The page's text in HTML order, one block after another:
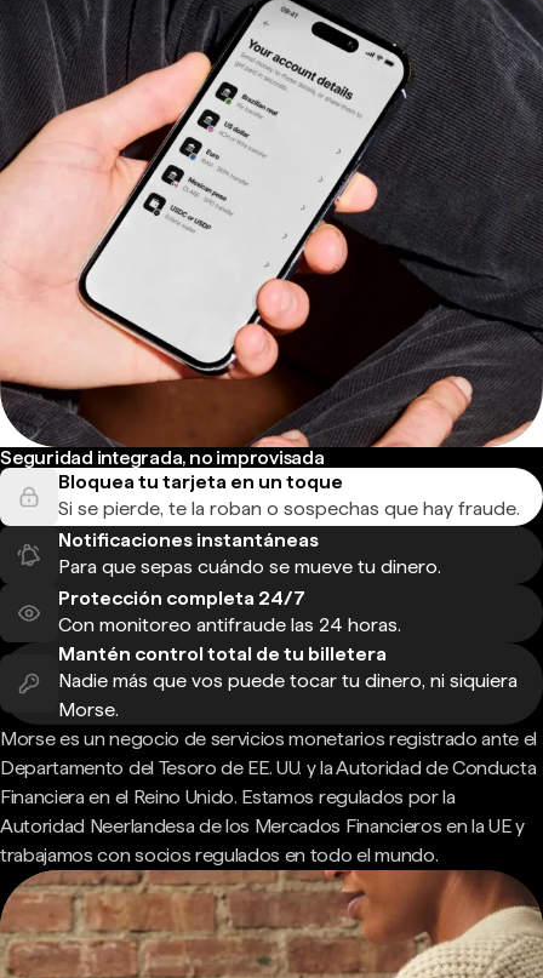
Seguridad integrada, no improvisada
Bloquea tu tarjeta en un toque
Si se pierde, te la roban o sospechas que hay fraude.
Notificaciones instantáneas
Para que sepas cuándo se mueve tu dinero.
Protección completa 24/7
Con monitoreo antifraude las 24 horas.
Mantén control total de tu billetera
Nadie más que vos puede tocar tu dinero, ni siquiera
Morse.
Morse es un negocio de servicios monetarios registrado ante el
Departamento del Tesoro de EE. UU. y la Autoridad de Conducta
Financiera en el Reino Unido. Estamos regulados por la
Autoridad Neerlandesa de los Mercados Financieros en la UE y
trabajamos con socios regulados en todo el mundo.